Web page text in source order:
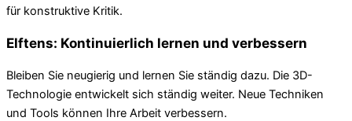
für konstruktive Kritik.
Elftens: Kontinuierlich lernen und verbessern
Bleiben Sie neugierig und lernen Sie ständig dazu. Die 3D-
Technologie entwickelt sich ständig weiter. Neue Techniken
und Tools können Ihre Arbeit verbessern.